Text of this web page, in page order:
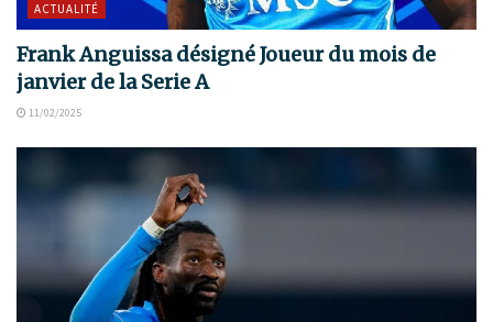
ACTUALITÉ
Frank Anguissa désigné Joueur du mois de
janvier de la Serie A
11/02/2025